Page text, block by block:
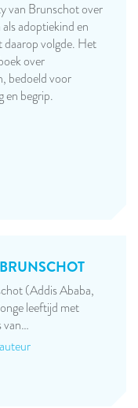
van Brunschot over
adoptiekind en
daarop volgde. Het
over
bedoeld voor
en begrip.
(Addis Ababa,
leeftijd met
van…